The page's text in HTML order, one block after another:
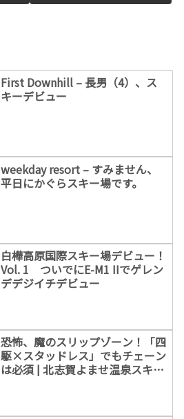
First Downhill – 長男（4）、ス
キーデビュー
weekday resort – すみません、
平日にかぐらスキー場です。
白樺高原国際スキー場デビュー！
Vol. 1 ついでにE-M1 IIでゲレン
デデジイチデビュー
恐怖、魔のスリップゾーン！「四
駆×スタッドレス」でもチェーン
は必須 | 北志賀よませ温泉スキー